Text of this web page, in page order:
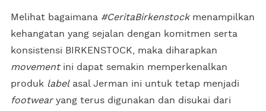
Melihat bagaimana #CeritaBirkenstockmenampilkan
kehangatan yang sejalan dengan komitmen serta
konsistensi BIRKENSTOCK, maka diharapkan
movementini dapat semakin memperkenalkan
produk labelasal Jerman ini untuk tetap menjadi
footwearyang terus digunakan dan disukai dari